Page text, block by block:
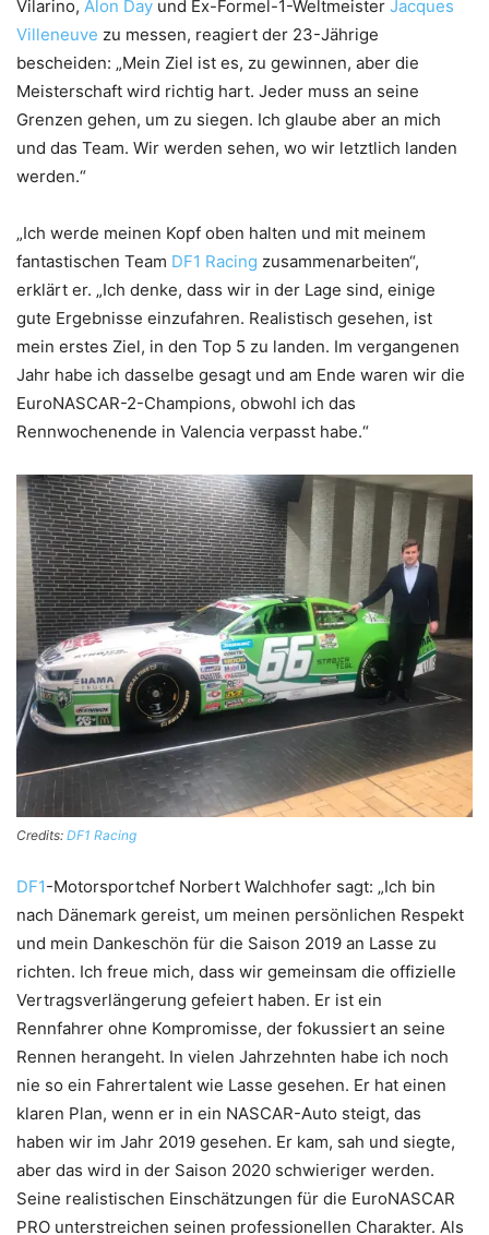
Vilarino, Alon Day und Ex-Formel-1-Weltmeister Jacques
Villeneuve zu messen, reagiert der 23-Jährige
bescheiden: „Mein Ziel ist es, zu gewinnen, aber die
Meisterschaft wird richtig hart. Jeder muss an seine
Grenzen gehen, um zu siegen. Ich glaube aber an mich
und das Team. Wir werden sehen, wo wir letztlich landen
werden.“
„Ich werde meinen Kopf oben halten und mit meinem
fantastischen Team DF1 Racing zusammenarbeiten“,
erklärt er. „Ich denke, dass wir in der Lage sind, einige
gute Ergebnisse einzufahren. Realistisch gesehen, ist
mein erstes Ziel, in den Top 5 zu landen. Im vergangenen
Jahr habe ich dasselbe gesagt und am Ende waren wir die
EuroNASCAR-2-Champions, obwohl ich das
Rennwochenende in Valencia verpasst habe.“
Credits: DF1 Racing
DF1-Motorsportchef Norbert Walchhofer sagt: „Ich bin
nach Dänemark gereist, um meinen persönlichen Respekt
und mein Dankeschön für die Saison 2019 an Lasse zu
richten. Ich freue mich, dass wir gemeinsam die offizielle
Vertragsverlängerung gefeiert haben. Er ist ein
Rennfahrer ohne Kompromisse, der fokussiert an seine
Rennen herangeht. In vielen Jahrzehnten habe ich noch
nie so ein Fahrertalent wie Lasse gesehen. Er hat einen
klaren Plan, wenn er in ein NASCAR-Auto steigt, das
haben wir im Jahr 2019 gesehen. Er kam, sah und siegte,
aber das wird in der Saison 2020 schwieriger werden.
Seine realistischen Einschätzungen für die EuroNASCAR
PRO unterstreichen seinen professionellen Charakter. Als